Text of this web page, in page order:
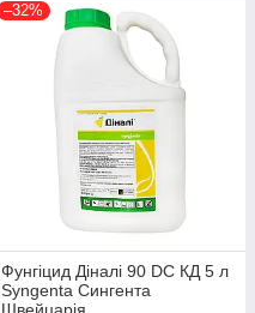
–32%
Фунгіцид Діналі 90 DC КД 5 л
Syngenta Сингента